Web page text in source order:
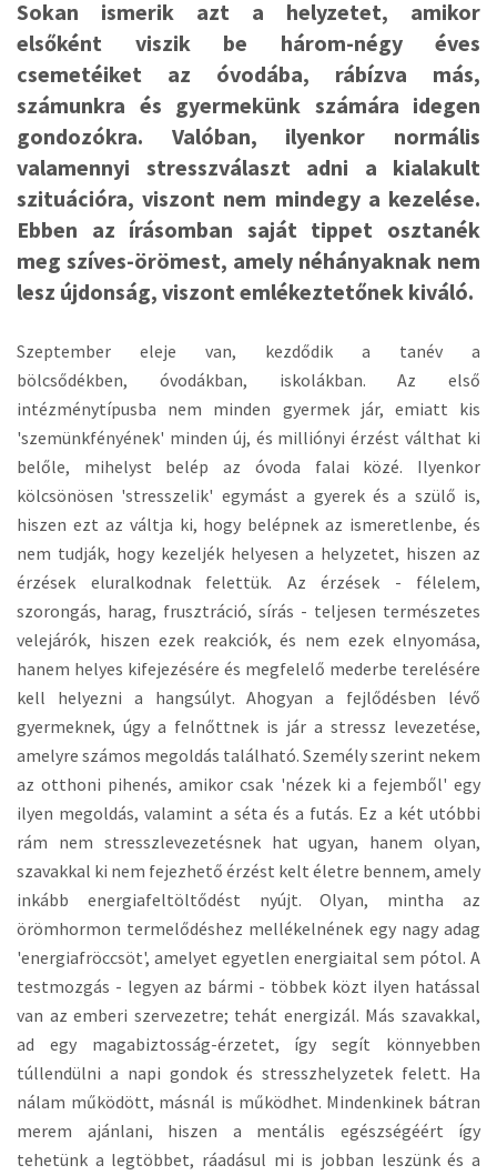
t
i
o
Sokan ismerik azt a helyzetet, amikor
elsőként viszik be három-négy éves
csemetéiket az óvodába, rábízva más,
számunkra és gyermekünk számára idegen
gondozókra. Valóban, ilyenkor normális
valamennyi stresszválaszt adni a kialakult
szituációra, viszont nem mindegy a kezelése.
Ebben az írásomban saját tippet osztanék
meg szíves-örömest, amely néhányaknak nem
lesz újdonság, viszont emlékeztetőnek kiváló.
Szeptember eleje van, kezdődik a tanév a
bölcsődékben, óvodákban, iskolákban. Az első
intézménytípusba nem minden gyermek jár, emiatt kis
'szemünkfényének' minden új, és milliónyi érzést válthat ki
belőle, mihelyst belép az óvoda falai közé. Ilyenkor
kölcsönösen 'stresszelik' egymást a gyerek és a szülő is,
hiszen ezt az váltja ki, hogy belépnek az ismeretlenbe, és
nem tudják, hogy kezeljék helyesen a helyzetet, hiszen az
érzések eluralkodnak felettük. Az érzések - félelem,
szorongás, harag, frusztráció, sírás - teljesen természetes
velejárók, hiszen ezek reakciók, és nem ezek elnyomása,
hanem helyes kifejezésére és megfelelő mederbe terelésére
kell helyezni a hangsúlyt. Ahogyan a fejlődésben lévő
gyermeknek, úgy a felnőttnek is jár a stressz levezetése,
amelyre számos megoldás található. Személy szerint nekem
az otthoni pihenés, amikor csak 'nézek ki a fejemből' egy
ilyen megoldás, valamint a séta és a futás. Ez a két utóbbi
rám nem stresszlevezetésnek hat ugyan, hanem olyan,
szavakkal ki nem fejezhető érzést kelt életre bennem, amely
inkább energiafeltöltődést nyújt. Olyan, mintha az
örömhormon termelődéshez mellékelnének egy nagy adag
'energiafröccsöt', amelyet egyetlen energiaital sem pótol. A
testmozgás - legyen az bármi - többek közt ilyen hatással
van az emberi szervezetre; tehát energizál. Más szavakkal,
ad egy magabiztosság-érzetet, így segít könnyebben
túllendülni a napi gondok és stresszhelyzetek felett. Ha
nálam működött, másnál is működhet. Mindenkinek bátran
merem ajánlani, hiszen a mentális egészségéért így
tehetünk a legtöbbet, ráadásul mi is jobban leszünk és a